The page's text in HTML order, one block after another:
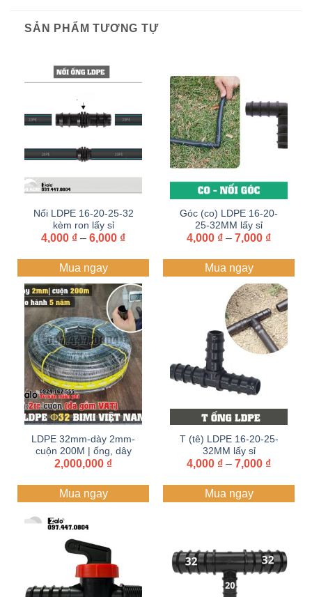
SẢN PHẨM TƯƠNG TỰ
Nối LDPE 16-20-25-32
kèm ron lấy sỉ
Zalo+hotline
4,000 ₫ – 6,000 ₫Khoảng
từ
đến
6,000 ₫
Mua ngay
Góc (co) LDPE 16-20-
25-32MM lấy sỉ
Zalo+hotline
4,000 ₫ – 7,000 ₫Khoảng
từ
đến
7,000 ₫
Mua ngay
LDPE 32mm-dày 2mm-
cuộn 200M | ống, dây
tưới PE BIMI AGRI |
2,000,000 ₫
Mua ngay
T (tê) LDPE 16-20-25-
32MM lấy sỉ
Zalo+hotline
4,000 ₫ – 7,000 ₫Khoảng
từ
Mua ngay